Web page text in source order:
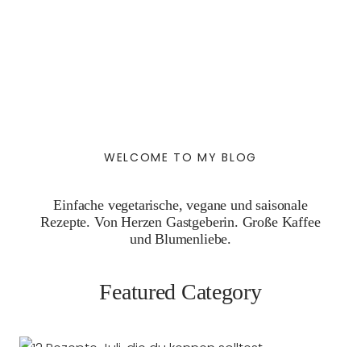
WELCOME TO MY BLOG
Einfache vegetarische, vegane und saisonale
Rezepte. Von Herzen Gastgeberin. Große Kaffee
und Blumenliebe.
Featured Category